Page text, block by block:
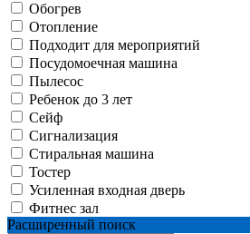
Обогрев
Отопление
Подходит для мероприятий
Посудомоечная машина
Пылесос
Ребенок до 3 лет
Сейф
Сигнализация
Стиральная машина
Тостер
Усиленная входная дверь
Фитнес зал
Расширенный поиск